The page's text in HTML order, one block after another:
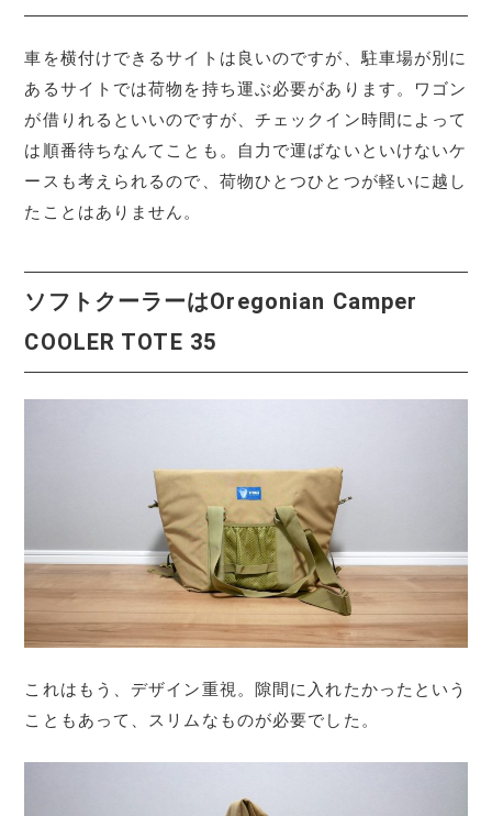
車を横付けできるサイトは良いのですが、駐車場が別に
あるサイトでは荷物を持ち運ぶ必要があります。ワゴン
が借りれるといいのですが、チェックイン時間によって
は順番待ちなんてことも。自力で運ばないといけないケ
ースも考えられるので、荷物ひとつひとつが軽いに越し
たことはありません。
ソフトクーラーはOregonian Camper
COOLER TOTE 35
これはもう、デザイン重視。隙間に入れたかったという
こともあって、スリムなものが必要でした。